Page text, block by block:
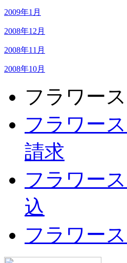
2009年1月
2008年12月
2008年11月
2008年10月
フラワー
フラワー
請求
フラワー
込
フラワー